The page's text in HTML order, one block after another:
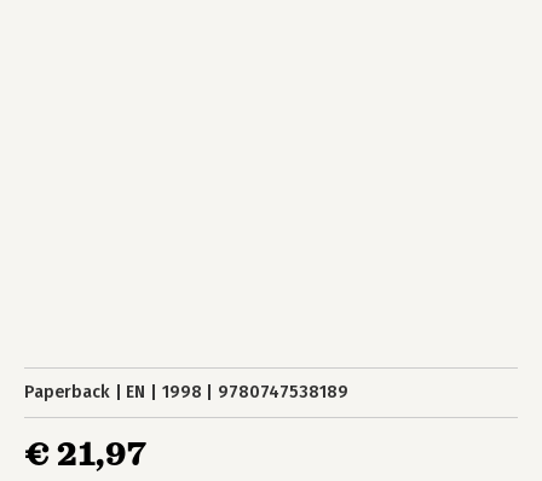
Paperback EN 1998 9780747538189
€ 21,97